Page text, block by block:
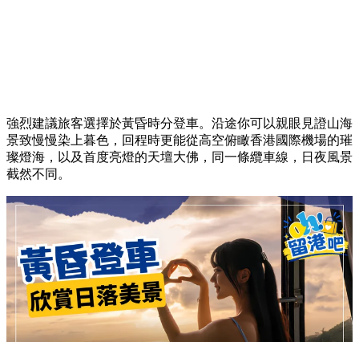
強烈建議旅客選擇於黃昏時分登車。沿途你可以親眼見證山海
景致慢慢染上暮色，回程時更能從高空俯瞰香港國際機場的璀
璨燈海，以及首度亮燈的天壇大佛，同一條纜車線，日夜風景
截然不同。